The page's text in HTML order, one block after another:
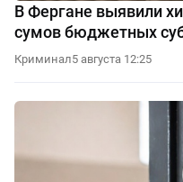
В Фергане выявили
сумов бюджетных
Криминал5 августа 12:25